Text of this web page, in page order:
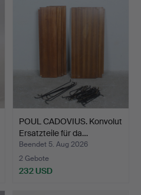
POUL CADOVIUS. Konvolut
Ersatzteile für da…
Beendet 5. Aug 2026
2 Gebote
232 USD